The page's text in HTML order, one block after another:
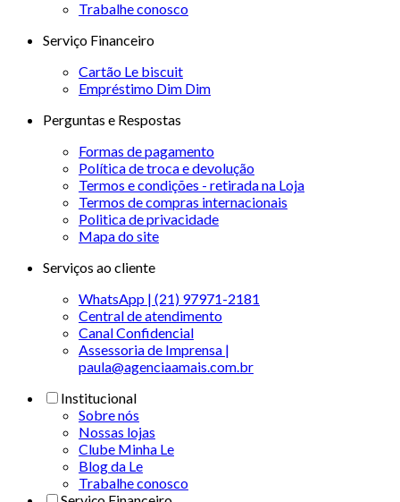
Trabalhe conosco
Serviço Financeiro
Cartão Le biscuit
Empréstimo Dim Dim
Perguntas e Respostas
Formas de pagamento
Política de troca e devolução
Termos e condições - retirada na Loja
Termos de compras internacionais
Politica de privacidade
Mapa do site
Serviços ao cliente
WhatsApp | (21) 97971-2181
Central de atendimento
Canal Confidencial
Assessoria de Imprensa |
paula@agenciaamais.com.br
Institucional
Sobre nós
Nossas lojas
Clube Minha Le
Blog da Le
Trabalhe conosco